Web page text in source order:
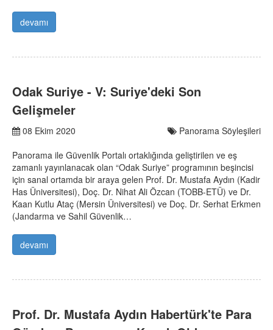
devamı
Odak Suriye - V: Suriye'deki Son
Gelişmeler
08 Ekim 2020
Panorama Söyleşileri
Panorama ile Güvenlik Portalı ortaklığında geliştirilen ve eş
zamanlı yayınlanacak olan “Odak Suriye” programının beşincisi
için sanal ortamda bir araya gelen Prof. Dr. Mustafa Aydın (Kadir
Has Üniversitesi), Doç. Dr. Nihat Ali Özcan (TOBB-ETÜ) ve Dr.
Kaan Kutlu Ataç (Mersin Üniversitesi) ve Doç. Dr. Serhat Erkmen
(Jandarma ve Sahil Güvenlik…
devamı
Prof. Dr. Mustafa Aydın Habertürk'te Para